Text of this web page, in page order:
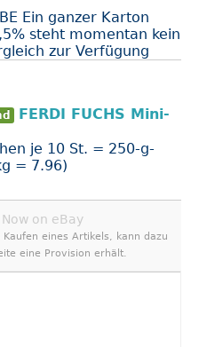
Ein ganzer Karton
steht momentan kein
zur Verfügung
FERDI FUCHS Mini-
je 10 St. = 250-g-
= 7.96)
on eBay
eines Artikels, kann dazu
eine Provision erhält.